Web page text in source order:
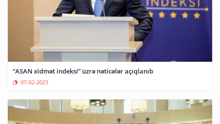
“ASAN xidmət indeksi” üzrə nəticələr açıqlanıb
07-02-2023